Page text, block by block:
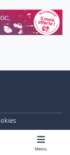
2003
Menu